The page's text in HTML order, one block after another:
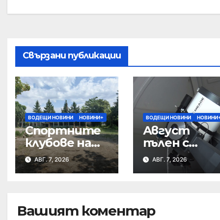
Свързани публикации
ВОДЕЩИ НОВИНИ НОВИНИ+
Спортните
клубове на
среща с
кмета за
полк
АВГ. 7, 2026
ВОДЕЩИ НОВИНИ
Август
пълен с
небесни
спектакли
АВГ. 7, 2026
Вашият коментар